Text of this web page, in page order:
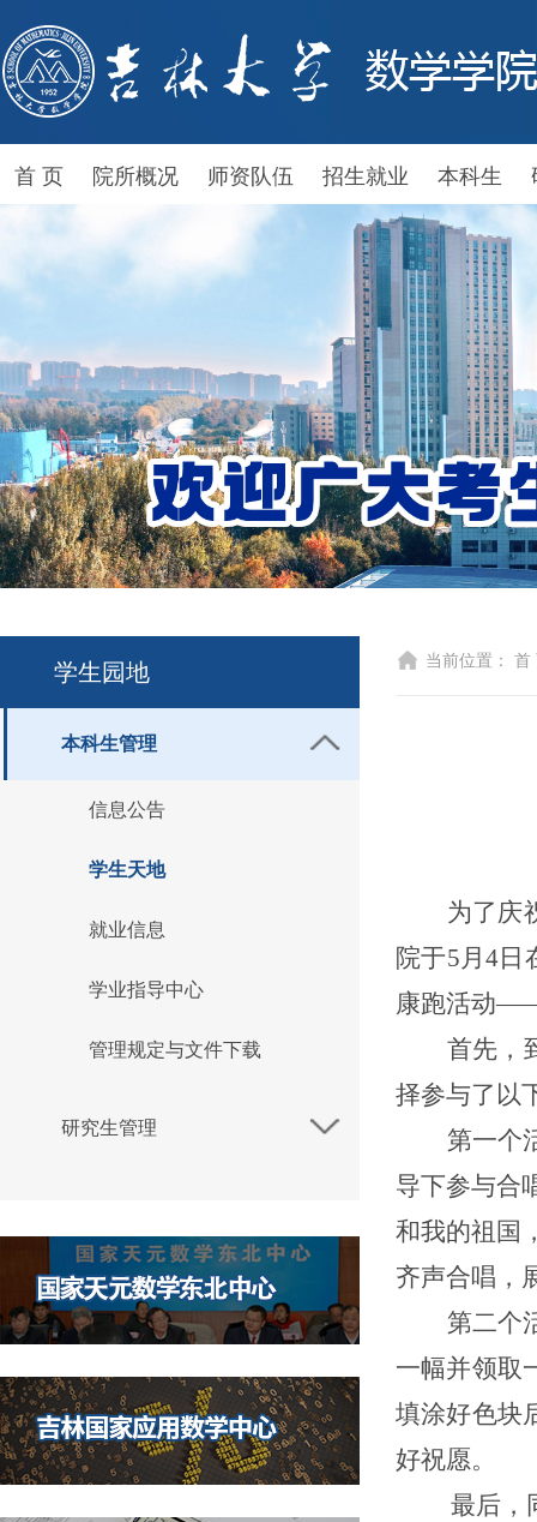
首 页 院所概况 师资队伍 招生就业 本科生
学生园地
本科生管理
信息公告
学生天地
就业信息
学业指导中心
管理规定与文件下载
研究生管理
当前位置： 首
为了庆
院于5月4日
康跑活动
首先，
择参与了以
第一个
导下参与合
和我的祖国
齐声合唱，
第二个
一幅并领取
填涂好色块
好祝愿。
最后，